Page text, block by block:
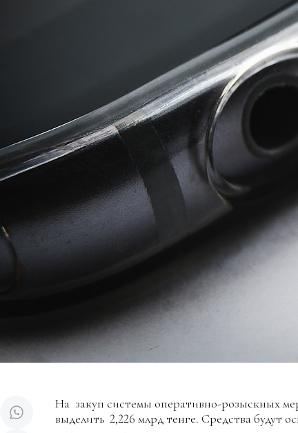
На закуп системы оперативно-розыскных
выделить 2,226 млрд тенге. Средства будут